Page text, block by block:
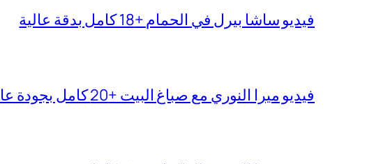
فيديو ساشا بيرل في الحمام +18 كامل بدقة عالية
فيديو ميرا النوري مع صباغ البيت +20 كامل بجودة عالية